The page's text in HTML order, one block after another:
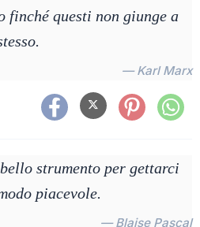
finché questi non giunge a
— Karl Marx
strumento per gettarci
piacevole.
— Blaise Pascal